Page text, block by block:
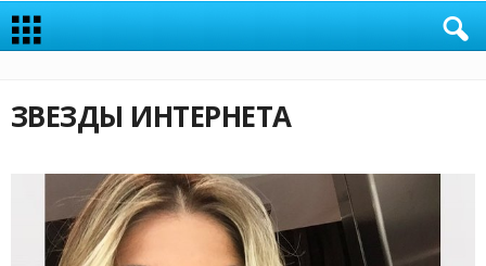
ЗВЕЗДЫ ИНТЕРНЕТА